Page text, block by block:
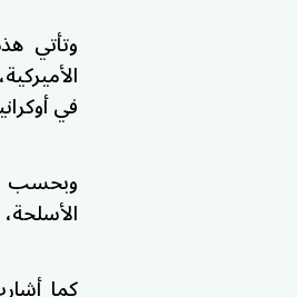
وتأتي
في أوكرانيا منذ 2022، والحرب في غزة أواخر
وبحسب